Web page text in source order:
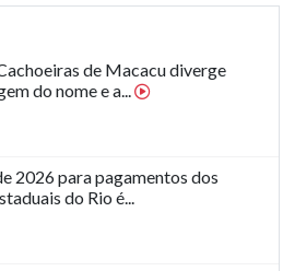
de Macacu diverge
do nome e a...
2026 para pagamentos dos
do Rio é...